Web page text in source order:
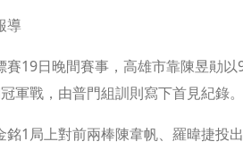
導
19日晚間賽事，高雄市靠陳昱勛
軍戰，由普門組訓則寫下首見紀錄。
銘1局上對前兩棒陳韋帆、羅暐捷投